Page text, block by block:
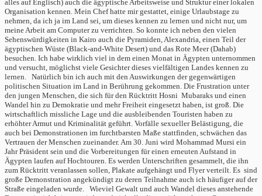
alles auf Englisch) auch die ägyptische Arbeitsweise und Struktur einer lokalen
Organisation kennen. Mein Chef hatte mir gestattet, einige Urlaubstage zu
nehmen, da ich ja im Land sei, um dieses kennen zu lernen und nicht nur, um
meine Arbeit am Computer zu verrichten. So konnte ich neben den vielen
Sehenswürdigkeiten in Kairo auch die Pyramiden, Alexandria, einen Teil der
ägyptischen Wüste (Black-and-White Desert) und das Rote Meer (Dahab)
besuchen. Ich habe wirklich viel in dem einen Monat in Ägypten unternommen
und versucht, möglichst viele Gesichter dieses vielfältigen Landes kennen zu
lernen. Natürlich bin ich auch mit den Auswirkungen der gegenwärtigen
politischen Situation im Land in Berührung gekommen. Die Frustration unter
den jungen Menschen, die sich für den Rücktritt Hosni Mubaraks und einen
Wandel hin zu Demokratie und mehr Freiheit eingesetzt haben, ist groß. Die
wirtschaftlich missliche Lage und die ausbleibenden Touristen haben zu
erhöhter Armut und Kriminalität geführt. Vorfälle sexueller Belästigung, die
auch bei Demonstrationen im furchtbarsten Maße stattfinden, schwächen das
Vertrauen der Menschen zueinander. Am 30. Juni wird Mohammad Mursi ein
Jahr Präsident sein und die Vorbereitungen für einen erneuten Aufstand in
Ägypten laufen auf Hochtouren. Es werden Unterschriften gesammelt, die ihn
zum Rücktritt veranlassen sollen, Plakate aufgehängt und Flyer verteilt. Es sind
große Demonstration angekündigt zu deren Teilnahme auch ich häufiger auf der
Straße eingeladen wurde. Wieviel Gewalt und auch Wandel dieses anstehende